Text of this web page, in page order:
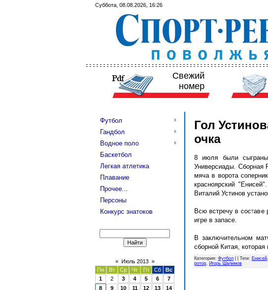
Суббота, 08.08.2026, 16:26
Свежий
номер
Футбол
Гандбол
Водное поло
Баскетбол
Легкая атлетика
Плавание
Прочее...
Персоны
Конкурс знатоков
« Июль 2013 »
Пн
Вт Ср Чт Пт Сб
Вс
1
2 3 4 5 6
7
8
9 10 11 12 13
14
Гол
очка
8 июля были сыграны
Универсиады. Сборная
мяча в ворота
красноярский
Виталий Устинов
Всю встречу в
игре в запасе.
В заключительном
сборной Китая,
Категория: Футбол Теги: Енисей,
ротор, Игорь Шалимов